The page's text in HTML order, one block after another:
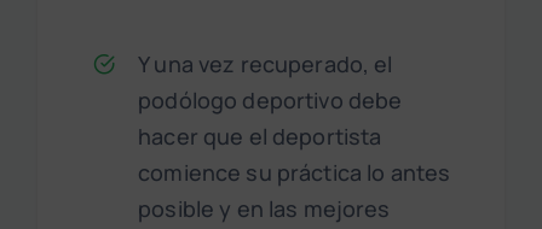
Y una vez recuperado, el
podólogo deportivo debe
hacer que el deportista
comience su práctica lo antes
posible y en las mejores